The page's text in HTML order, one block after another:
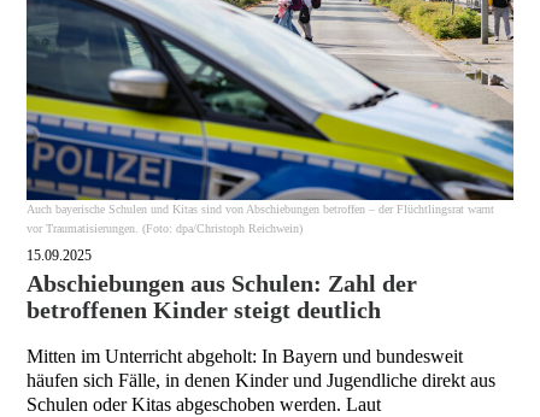
Auch bayerische Schulen und Kitas sind von Abschiebungen betroffen – der Flüchtlingsrat warnt
vor Traumatisierungen. (Foto: dpa/Christoph Reichwein)
15.09.2025
Abschiebungen aus Schulen: Zahl der
betroffenen Kinder steigt deutlich
Mitten im Unterricht abgeholt: In Bayern und bundesweit
häufen sich Fälle, in denen Kinder und Jugendliche direkt aus
Schulen oder Kitas abgeschoben werden. Laut